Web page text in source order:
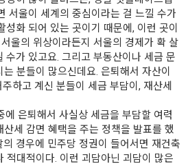
서울이 세계의 중심이라는 걸 느낄 수가
성화 되어 있는 곳이기 때문에, 이런 곳이
울의 위상이라든지 서울의 경제가 확 살
수가 있고요. 그리고 부동산이나 세금 문
분들이 많으신데요. 은퇴해서 자산이
하고 계신 분들이 세금 부담이, 재산세
에 은퇴해서 사실상 세금을 부담할 여력
세 감면 혜택을 주는 정책을 발표를 했
경우에 민주당 정권이 들어서면 재건축
적대적이다. 이런 괴담아닌 괴담이 많은